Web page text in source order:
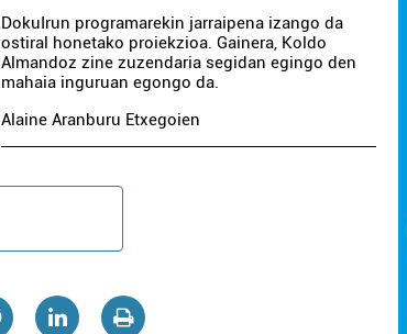
DokuIrun programarekin jarraipena izango da
ostiral honetako proiekzioa. Gainera, Koldo
Almandoz zine zuzendaria segidan egingo den
mahaia inguruan egongo da.
Alaine Aranburu Etxegoien